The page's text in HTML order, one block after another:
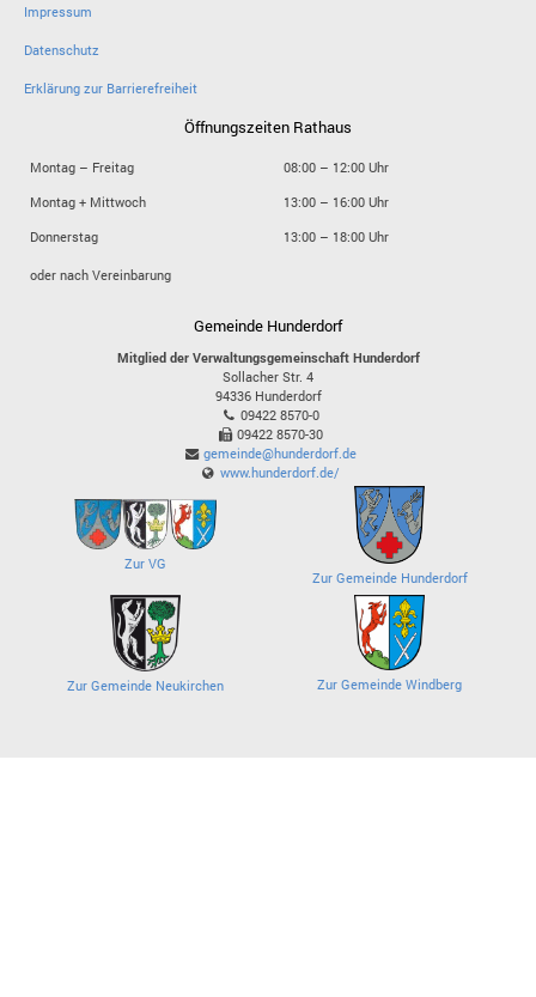
Impressum
Datenschutz
Erklärung zur Barrierefreiheit
Öffnungszeiten Rathaus
Montag – Freitag
08:00 – 12:00 Uhr
Montag + Mittwoch
13:00 – 16:00 Uhr
Donnerstag
13:00 – 18:00 Uhr
oder nach Vereinbarung
Gemeinde Hunderdorf
Mitglied der Verwaltungsgemeinschaft Hunderdorf
Sollacher Str. 4
94336 Hunderdorf
09422 8570-0
09422 8570-30
gemeinde@hunderdorf.de
www.hunderdorf.de/
Zur VG
Zur Gemeinde Hunderdorf
Zur Gemeinde Neukirchen Zur Gemeinde Windberg